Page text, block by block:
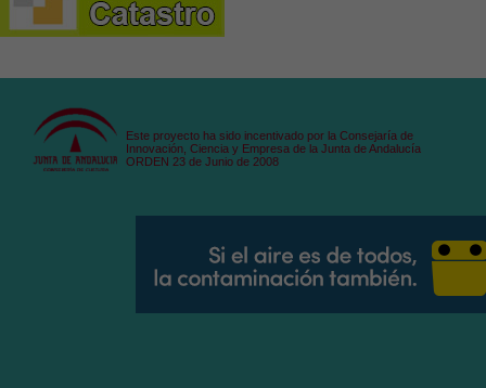
Este proyecto ha sido incentivado por la Consejaría de
Innovación, Ciencia y Empresa de la Junta de Andalucía
ORDEN 23 de Junio de 2008